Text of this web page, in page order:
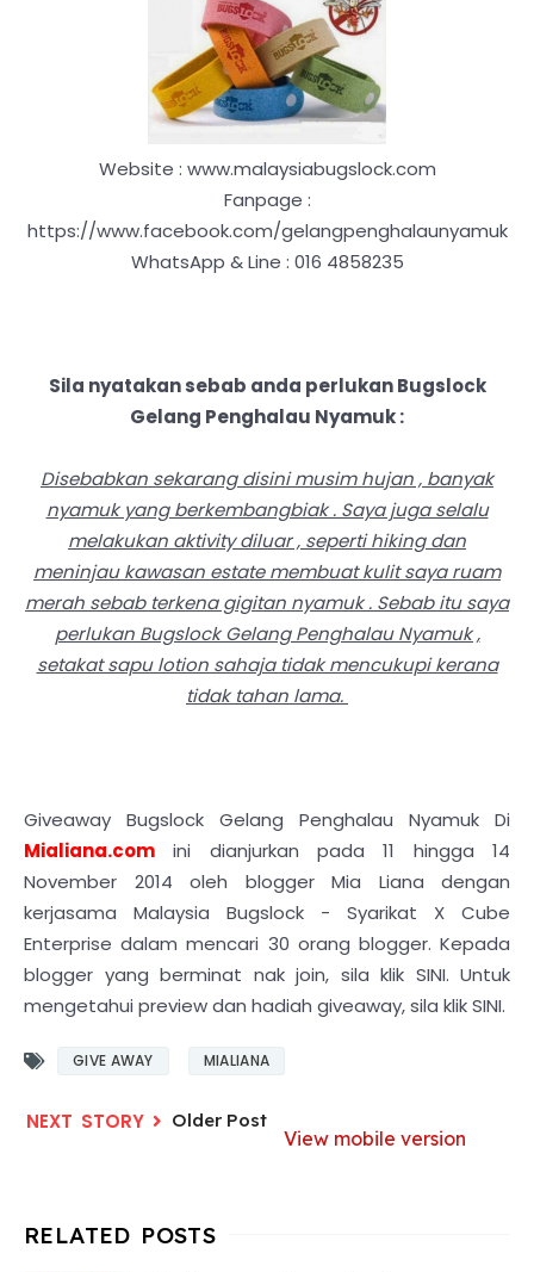
Website : www.malaysiabugslock.com
Fanpage :
https://www.facebook.com/gelangpenghalaunyamuk
WhatsApp & Line : 016 4858235
Sila nyatakan sebab anda perlukan Bugslock
Gelang Penghalau Nyamuk :
Disebabkan sekarang disini musim hujan , banyak
nyamuk yang berkembangbiak . Saya juga selalu
melakukan aktivity diluar , seperti hiking dan
meninjau kawasan estate membuat kulit saya ruam
merah sebab terkena gigitan nyamuk . Sebab itu saya
perlukan Bugslock Gelang Penghalau Nyamuk ,
setakat sapu lotion sahaja tidak mencukupi kerana
tidak tahan lama.
Giveaway Bugslock Gelang Penghalau Nyamuk Di
Mialiana.com ini dianjurkan pada 11 hingga 14
November 2014 oleh blogger Mia Liana dengan
kerjasama Malaysia Bugslock - Syarikat X Cube
Enterprise dalam mencari 30 orang blogger. Kepada
blogger yang berminat nak join, sila klik SINI. Untuk
mengetahui preview dan hadiah giveaway, sila klik SINI.
GIVE AWAY MIALIANA
Older Post
View mobile version